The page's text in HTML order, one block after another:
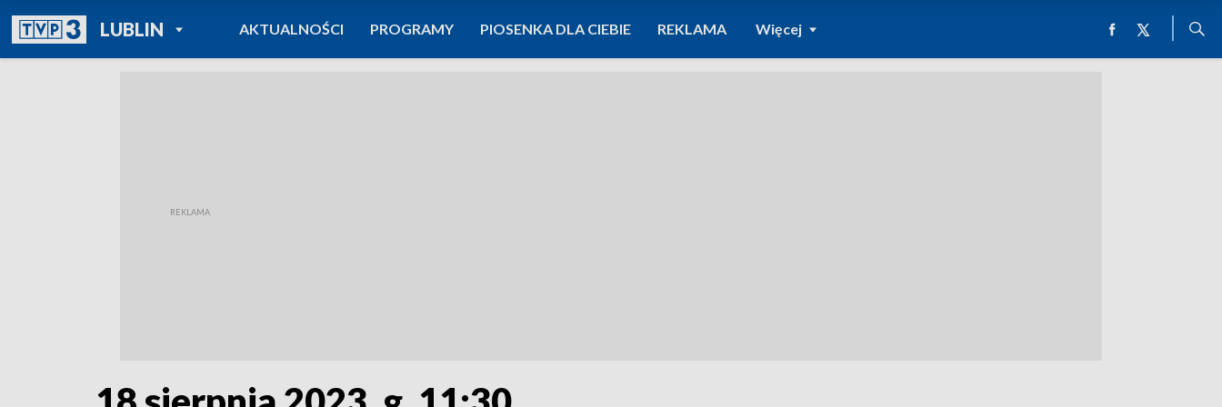
LUBLINPOWRÓT DO
TVP REGIONY
AKTUALNOŚCI PROGRAMY PIOSENKA DLA CIEBIE REKLAMA Więcej